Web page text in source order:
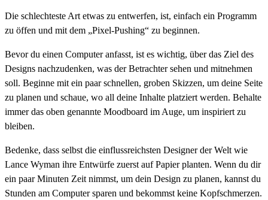
Die schlechteste Art etwas zu entwerfen, ist, einfach ein Programm
zu öffen und mit dem „Pixel-Pushing“ zu beginnen.
Bevor du einen Computer anfasst, ist es wichtig, über das Ziel des
Designs nachzudenken, was der Betrachter sehen und mitnehmen
soll. Beginne mit ein paar schnellen, groben Skizzen, um deine Seite
zu planen und schaue, wo all deine Inhalte platziert werden. Behalte
immer das oben genannte Moodboard im Auge, um inspiriert zu
bleiben.
Bedenke, dass selbst die einflussreichsten Designer der Welt wie
Lance Wyman ihre Entwürfe zuerst auf Papier planten. Wenn du dir
ein paar Minuten Zeit nimmst, um dein Design zu planen, kannst du
Stunden am Computer sparen und bekommst keine Kopfschmerzen.